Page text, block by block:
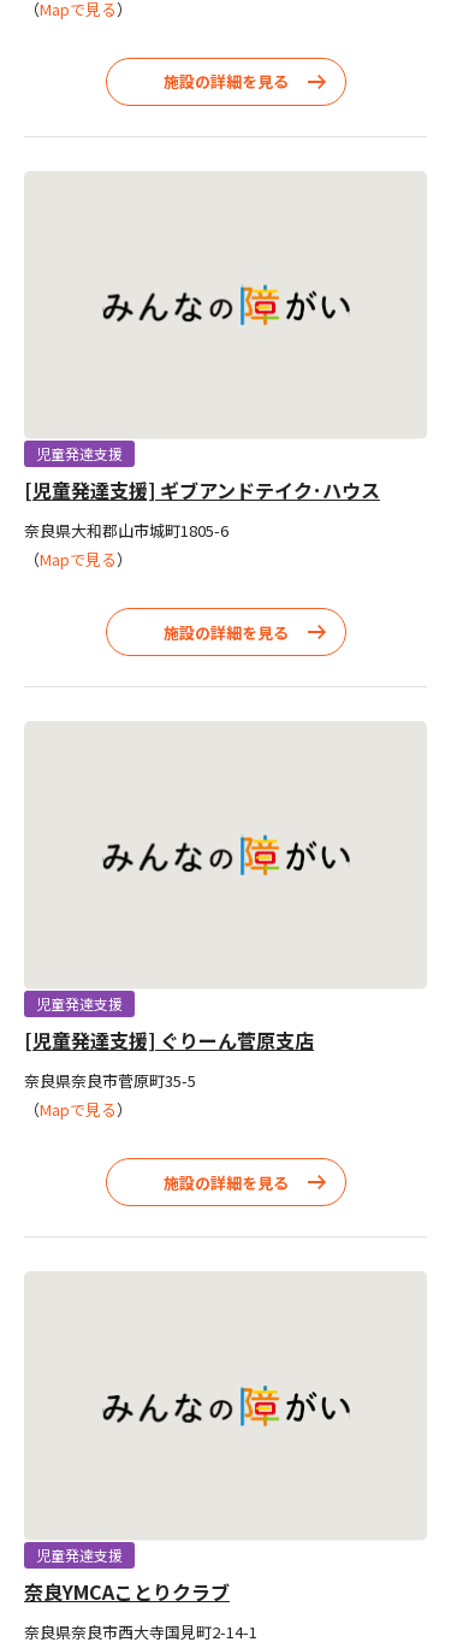
（Mapで見る）
施設の詳細を見る
児童発達支援
[児童発達支援] ギブアンドテイク･ハウス
奈良県大和郡山市城町1805-6
（Mapで見る）
施設の詳細を見る
児童発達支援
[児童発達支援] ぐりーん菅原支店
奈良県奈良市菅原町35-5
（Mapで見る）
施設の詳細を見る
児童発達支援
奈良YMCAことりクラブ
奈良県奈良市西大寺国見町2-14-1